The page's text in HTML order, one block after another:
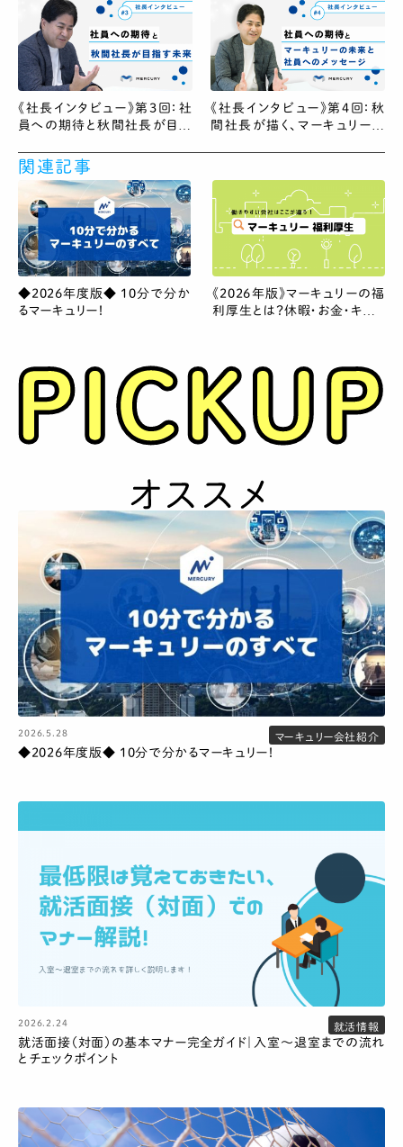
《社長インタビュー》第3回：社
員への期待と秋間社長が目指
《社長インタビュー》第4回：秋
間社長が描く、マーキュリーの
関連記事
◆2026年度版◆ 10分で分か
るマーキュリー！
《2026年版》マーキュリーの福
利厚生とは？休暇・お金・キャリ
2026.5.28 マーキュリー会社紹介
◆2026年度版◆ 10分で分かるマーキュリー！
2026.2.24 就活情報
就活面接（対面）の基本マナー完全ガイド｜入室〜退室までの流れ
とチェックポイント